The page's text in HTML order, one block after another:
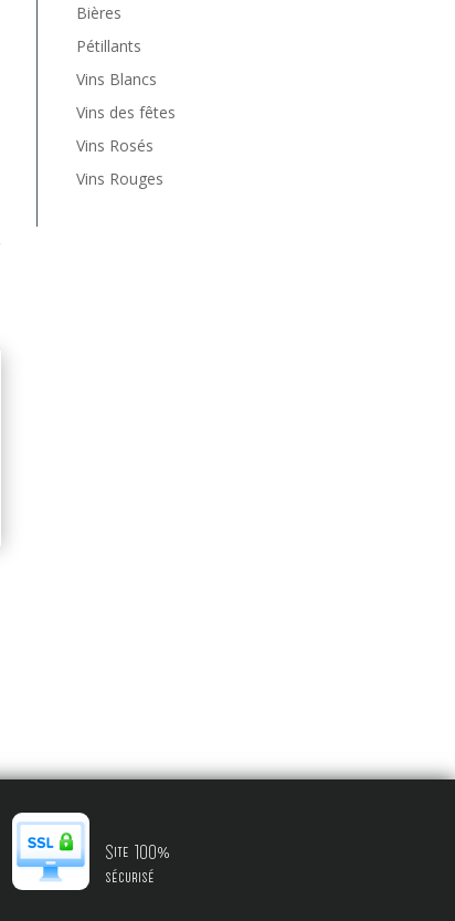
Bières
Pétillants
Vins Blancs
Vins des fêtes
Vins Rosés
Vins Rouges
Site 100%
sécurisé